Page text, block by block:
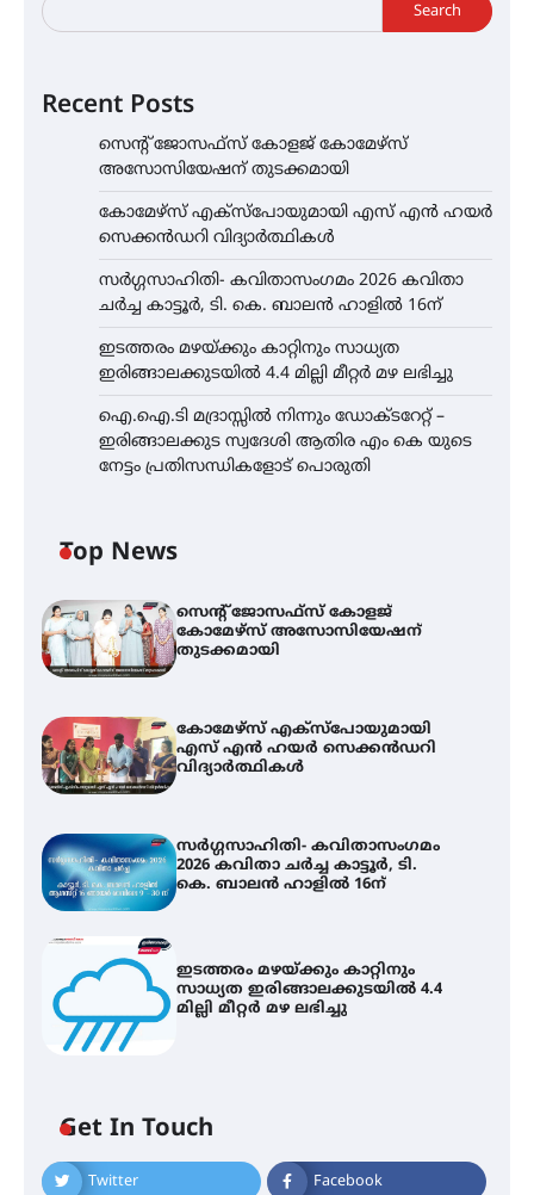
Search
Recent Posts
സെന്റ് ജോസഫ്സ് കോളജ് കോമേഴ്‌സ്
അസോസിയേഷന് തുടക്കമായി
കോമേഴ്സ് എക്സ്പോയുമായി എസ് എൻ ഹയർ
സെക്കൻഡറി വിദ്യാർത്ഥികൾ
സർഗ്ഗസാഹിതി- കവിതാസംഗമം 2026 കവിതാ
ചർച്ച കാട്ടൂർ, ടി. കെ. ബാലൻ ഹാളിൽ 16ന്
ഇടത്തരം മഴയ്ക്കും കാറ്റിനും സാധ്യത
ഇരിങ്ങാലക്കുടയിൽ 4.4 മില്ലി മീറ്റർ മഴ ലഭിച്ചു
ഐ.ഐ.ടി മദ്രാസ്സിൽ നിന്നും ഡോക്ടറേറ്റ് –
ഇരിങ്ങാലക്കുട സ്വദേശി ആതിര എം കെ യുടെ
നേട്ടം പ്രതിസന്ധികളോട് പൊരുതി
Top News
സെന്റ് ജോസഫ്സ് കോളജ്
കോമേഴ്‌സ് അസോസിയേഷന്
തുടക്കമായി
കോമേഴ്സ് എക്സ്പോയുമായി
എസ് എൻ ഹയർ സെക്കൻഡറി
വിദ്യാർത്ഥികൾ
സർഗ്ഗസാഹിതി- കവിതാസംഗമം
2026 കവിതാ ചർച്ച കാട്ടൂർ, ടി.
കെ. ബാലൻ ഹാളിൽ 16ന്
ഇടത്തരം മഴയ്ക്കും കാറ്റിനും
സാധ്യത ഇരിങ്ങാലക്കുടയിൽ 4.4
മില്ലി മീറ്റർ മഴ ലഭിച്ചു
Get In Touch
Twitter Facebook
കോമേഴ്സ് എക്സ്പോയുമായി